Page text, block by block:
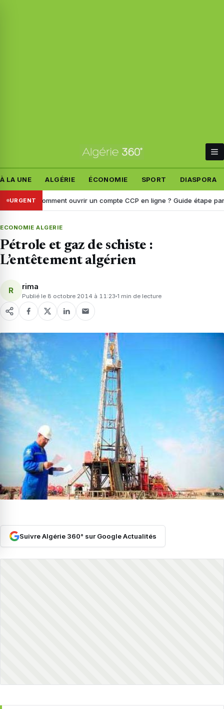
À LA UNE ALGÉRIE ÉCONOMIE SPORT DIASPORA
URGENT
: Comment ouvrir un compte CCP en ligne ? Guide étape par
ECONOMIE ALGERIE
Pétrole et gaz de schiste :
L’entêtement algérien
R rima
Publié le 8 octobre 2014 à 11:23 1 min de lecture
Suivre Algérie 360° sur Google Actualités